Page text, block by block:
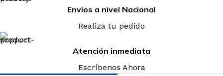
Envios a nivel Nacional
Realiza tu pedido
Atención inmediata
Escríbenos Ahora